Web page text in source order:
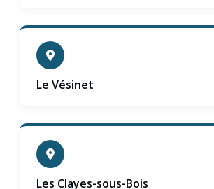
Le Vésinet
Les Clayes-sous-Bois